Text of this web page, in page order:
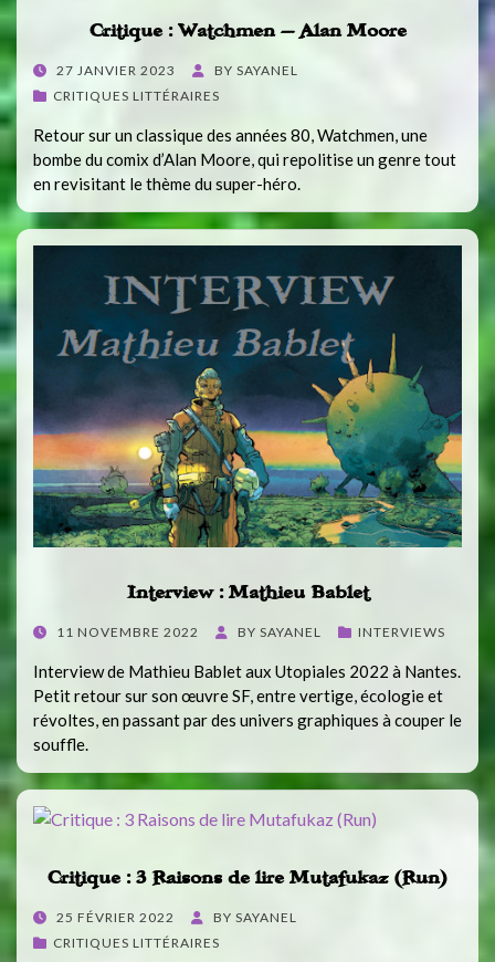
Critique : Watchmen – Alan Moore
POSTED
ON
27 JANVIER 2023 BY SAYANEL
CRITIQUES LITTÉRAIRES
Retour sur un classique des années 80, Watchmen, une
bombe du comix d’Alan Moore, qui repolitise un genre tout
en revisitant le thème du super-héro.
Interview : Mathieu Bablet
POSTED11 NOVEMBRE 2022 BY SAYANEL INTERVIEWS
Interview de Mathieu Bablet aux Utopiales 2022 à Nantes.
Petit retour sur son œuvre SF, entre vertige, écologie et
révoltes, en passant par des univers graphiques à couper le
souffle.
Critique : 3 Raisons de lire Mutafukaz (Run)
POSTED
ON
25 FÉVRIER 2022 BY SAYANEL
CRITIQUES LITTÉRAIRES